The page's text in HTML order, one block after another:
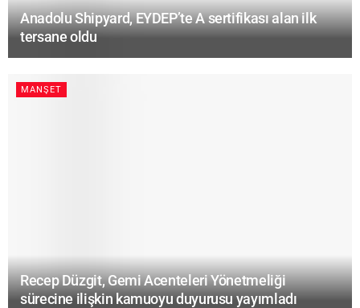
Anadolu Shipyard, EYDEP’te A sertifikası alan ilk
tersane oldu
MANŞET
Recep Düzgit, Gemi Acenteleri Yönetmeliği
sürecine ilişkin kamuoyu duyurusu yayımladı